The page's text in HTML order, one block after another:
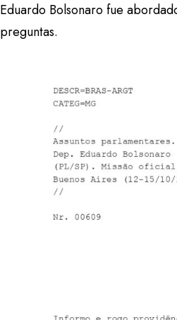
Eduardo Bolsonaro fue
preguntas.